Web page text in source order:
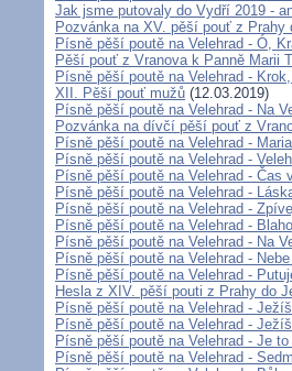
Jak jsme putovaly do Vydří 2019 -
Pozvánka na XV. pěší pouť z
Písně pěší poutě na Velehrad - Ó,
Pěší pouť z Vranova k Panně Marii
Písně pěší poutě na Velehrad -
XII. Pěší pouť mužů (12.03.2019)
Písně pěší poutě na Velehrad - Na
Pozvánka na dívčí pěší pouť z
Písně pěší poutě na Velehrad -
Písně pěší poutě na Velehrad -
Písně pěší poutě na Velehrad - Čas
Písně pěší poutě na Velehrad -
Písně pěší poutě na Velehrad -
Písně pěší poutě na Velehrad -
Písně pěší poutě na Velehrad - Na
Písně pěší poutě na Velehrad -
Písně pěší poutě na Velehrad -
Hesla z XIV. pěší pouti z Prahy do
Písně pěší poutě na Velehrad -
Písně pěší poutě na Velehrad -
Písně pěší poutě na Velehrad - Je
Písně pěší poutě na Velehrad -